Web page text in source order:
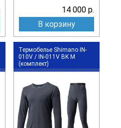
14 000 р.
В корзину
Термобелье Shimano IN-
010V / IN-011V BK M
(комплект)